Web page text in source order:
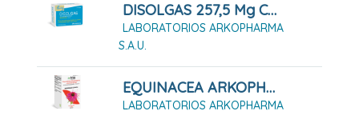
DISOLGAS 257,5 Mg Cápsulas Blandas
LABORATORIOS ARKOPHARMA
S.A.U.
EQUINACEA ARKOPHARMA 50 CÁPSULAS DURAS
LABORATORIOS ARKOPHARMA